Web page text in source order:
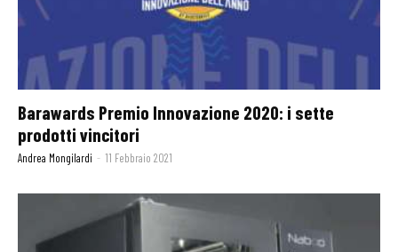
Barawards Premio Innovazione 2020: i sette
prodotti vincitori
Andrea Mongilardi - 11 Febbraio 2021